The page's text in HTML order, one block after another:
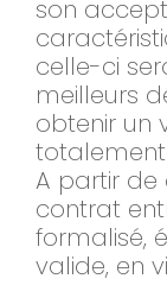
son
celle-ci
meilleurs
obtenir un
A partir de
contrat
formalisé,
valide, en